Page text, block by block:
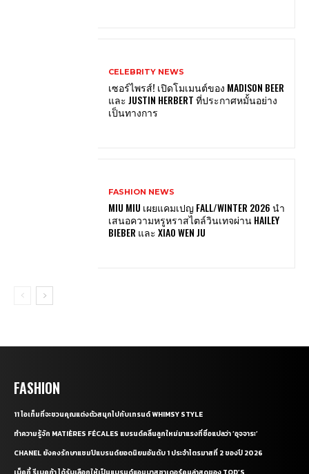
CELEBRITY NEWS
เซอร์ไพรส์! เปิดโมเมนต์ของ MADISON BEER
และ JUSTIN HERBERT ที่ประกาศหมั้นอย่าง
เป็นทางการ
FASHION NEWS
MIU MIU เผยแคมเปญ FALL/WINTER 2026 นำ
เสนอความหรูหราสไตล์วินเทจผ่าน HAILEY
BIEBER และ XIAO WEN JU
FASHION
11 ไอเท็มที่จะชวนคุณแต่งตัวสนุกไปกับเทรนด์ WHIMSY STYLE
ทำความรู้จัก MATIÈRES FÉCALES แบรนด์คลื่นลูกใหม่มาแรงที่ชื่อแปลว่า ‘อุจจาระ’
CHANEL ยังคงรักษาแชมป์แบรนด์ยอดนิยมอันดับ 1 ประจำไตรมาสที่ 2 ของปี 2026